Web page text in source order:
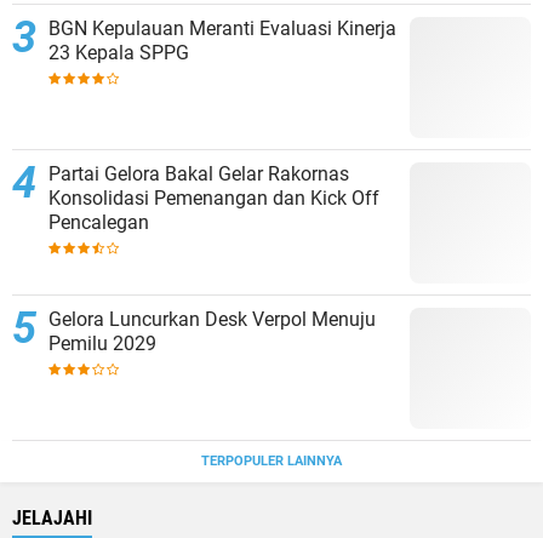
BGN Kepulauan Meranti Evaluasi Kinerja
23 Kepala SPPG
Partai Gelora Bakal Gelar Rakornas
Konsolidasi Pemenangan dan Kick Off
Pencalegan
Gelora Luncurkan Desk Verpol Menuju
Pemilu 2029
TERPOPULER LAINNYA
JELAJAHI